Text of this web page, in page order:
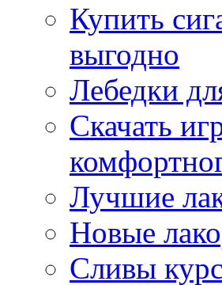
Купить
выгодно
Лебедки
Скачать
Лучшие
Новые
Сливы